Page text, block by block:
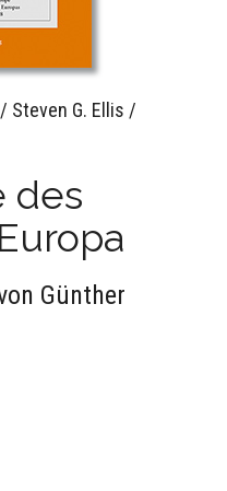
Steven G. Ellis /
des
Günther